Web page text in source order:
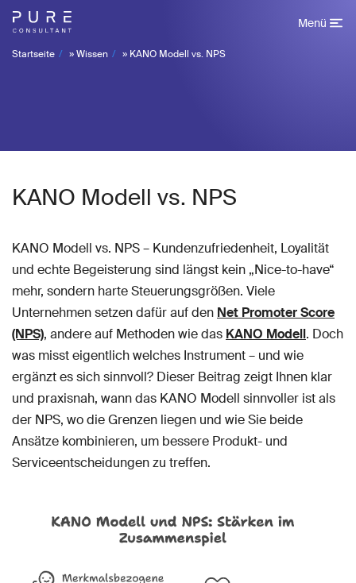
Menü
Startseite »Wissen » KANO Modell vs. NPS
KANO Modell vs. NPS
KANO Modell vs. NPS – Kundenzufriedenheit, Loyalität
und echte Begeisterung sind längst kein „Nice-to-have“
mehr, sondern harte Steuerungsgrößen. Viele
Unternehmen setzen dafür auf den Net Promoter Score
(NPS), andere auf Methoden wie das KANO Modell. Doch
was misst eigentlich welches Instrument – und wie
ergänzt es sich sinnvoll? Dieser Beitrag zeigt Ihnen klar
und praxisnah, wann das KANO Modell sinnvoller ist als
der NPS, wo die Grenzen liegen und wie Sie beide
Ansätze kombinieren, um bessere Produkt- und
Serviceentscheidungen zu treffen.